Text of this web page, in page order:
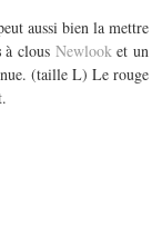
aussi bien la mettre
à clous Newlooket un
(taille L) Le rouge